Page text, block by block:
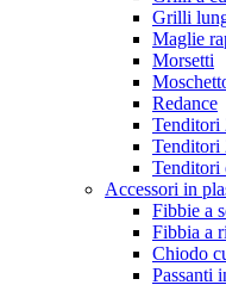
Grilli
Maglie
Morsetti
Redance
Tenditori
Tenditori
Tenditori
Accessori in
Fibbie a
Fibbia a
Chiodo
Passanti